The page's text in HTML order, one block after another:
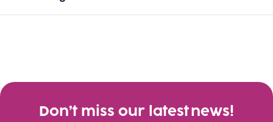
Don’t miss our latest news!